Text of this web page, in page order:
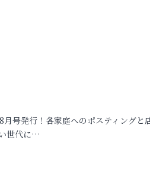
月号発行！各家庭へのポスティングと
世代に…